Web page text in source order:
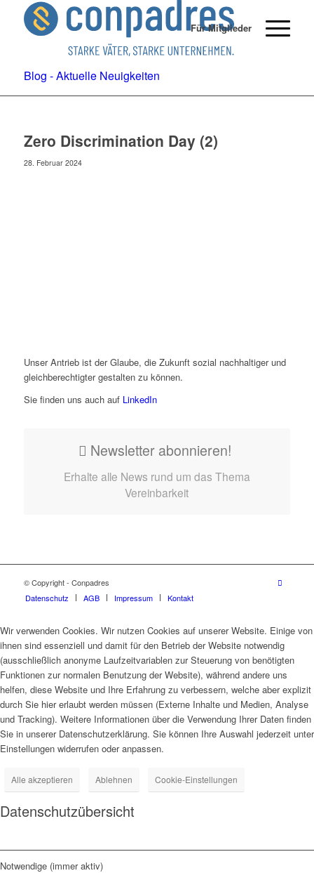
Für Mitglieder
Blog - Aktuelle Neuigkeiten
Zero Discrimination Day (2)
28. Februar 2024
Unser Antrieb ist der Glaube, die Zukunft sozial nachhaltiger und
gleichberechtigter gestalten zu können.
Sie finden uns auch aufLinkedIn
Newsletter abonnieren!
Erhalte alle News rund um das Thema
Vereinbarkeit
© Copyright - Conpadres
Datenschutz
AGB Impressum Kontakt
Wir verwenden Cookies. Wir nutzen Cookies auf unserer Website. Einige von
ihnen sind essenziell und damit für den Betrieb der Website notwendig
(ausschließlich anonyme Laufzeitvariablen zur Steuerung von benötigten
Funktionen zur normalen Benutzung der Website), während andere uns
helfen, diese Website und Ihre Erfahrung zu verbessern, welche aber explizit
durch Sie hier erlaubt werden müssen (Externe Inhalte und Medien, Analyse
und Tracking). Weitere Informationen über die Verwendung Ihrer Daten finden
Sie in unserer Datenschutzerklärung. Sie können Ihre Auswahl jederzeit unter
Einstellungen widerrufen oder anpassen.
Alle akzeptieren Ablehnen Cookie-Einstellungen
Datenschutzübersicht
Notwendige (immer aktiv)